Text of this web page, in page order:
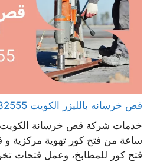
قص خرسانه بالليزر الكويت 65932555 فتح كور تكييف
ساعة من فتح كور تهوية مركزية و
فتح كور للمطابخ، وعمل فتحات